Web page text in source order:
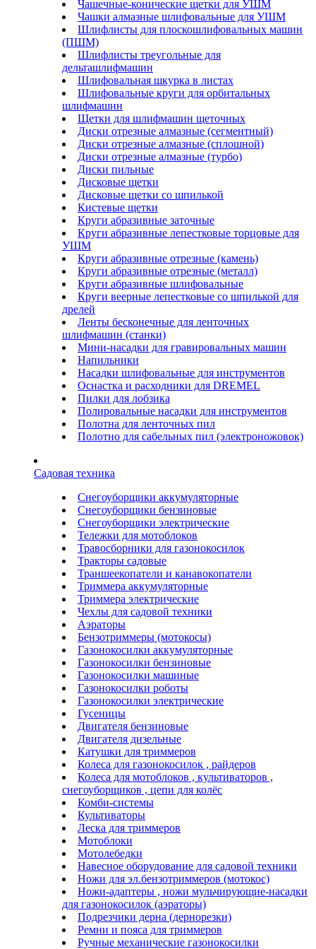
Чашечные-конические щетки для УШМ
Чашки алмазные шлифовальные для УШМ
Шлифлисты для плоскошлифовальных машин
(ПШМ)
Шлифлисты треугольные для
дельташлифмашин
Шлифовальная шкурка в листах
Шлифовальные круги для орбитальных
шлифмашин
Щетки для шлифмашин щеточных
Диски отрезные алмазные (сегментный)
Диски отрезные алмазные (сплошной)
Диски отрезные алмазные (турбо)
Диски пильные
Дисковые щетки
Дисковые щетки со шпилькой
Кистевые щетки
Круги абразивные заточные
Круги абразивные лепестковые торцовые для
УШМ
Круги абразивные отрезные (камень)
Круги абразивные отрезные (металл)
Круги абразивные шлифовальные
Круги веерные лепестковые со шпилькой для
дрелей
Ленты бесконечные для ленточных
шлифмашин (станки)
Мини-насадки для гравировальных машин
Напильники
Насадки шлифовальные для инструментов
Оснастка и расходники для DREMEL
Пилки для лобзика
Полировальные насадки для инструментов
Полотна для ленточных пил
Полотно для сабельных пил (электроножовок)
Садовая техника
Снегоуборщики аккумуляторные
Снегоуборщики бензиновые
Снегоуборщики электрические
Тележки для мотоблоков
Травосборники для газонокосилок
Тракторы садовые
Траншеекопатели и канавокопатели
Триммера аккумуляторные
Триммера электрические
Чехлы для садовой техники
Аэраторы
Бензотриммеры (мотокосы)
Газонокосилки аккумуляторные
Газонокосилки бензиновые
Газонокосилки машиные
Газонокосилки роботы
Газонокосилки электрические
Гусеницы
Двигателя бензиновые
Двигателя дизельные
Катушки для триммеров
Колеса для газонокосилок , райдеров
Колеса для мотоблоков , культиваторов ,
снегоуборщиков , цепи для колёс
Комби-системы
Культиваторы
Леска для триммеров
Мотоблоки
Мотолебедки
Навесное оборудование для садовой техники
Ножи для эл.бензотриммеров (мотокос)
Ножи-адаптеры , ножи мульчирующие-насадки
для газонокосилок (аэраторы)
Подрезчики дерна (дернорезки)
Ремни и пояса для триммеров
Ручные механические газонокосилки